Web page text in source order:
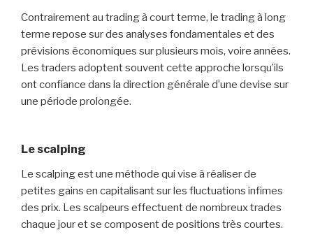
Contrairement au trading à court terme, le trading à long
terme repose sur des analyses fondamentales et des
prévisions économiques sur plusieurs mois, voire années.
Les traders adoptent souvent cette approche lorsqu’ils
ont confiance dans la direction générale d’une devise sur
une période prolongée.
Le scalping
Le scalping est une méthode qui vise à réaliser de
petites gains en capitalisant sur les fluctuations infimes
des prix. Les scalpeurs effectuent de nombreux trades
chaque jour et se composent de positions très courtes.